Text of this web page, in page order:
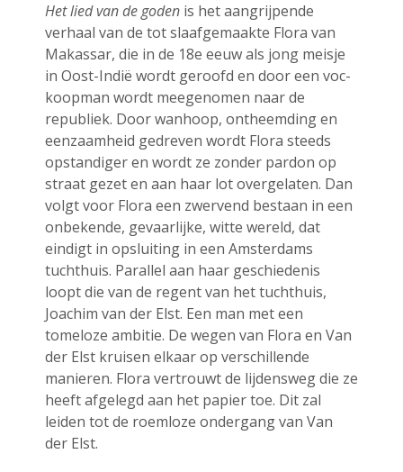
maart 2025
februari 2025
januari 2025
december 2024
oktober 2024
juli 2023
juni 2023
mei 2023
april 2023
maart 2023
december 2022
oktober 2022
september 2022
augustus 2022
juli 2022
juni 2022
Het lied van de goden is het aangrijpende
verhaal van de tot slaafgemaakte Flora van
Makassar, die in de 18e eeuw als jong meisje
in Oost-Indië wordt geroofd en door een voc-
koopman wordt meegenomen naar de
republiek. Door wanhoop, ontheemding en
eenzaamheid gedreven wordt Flora steeds
opstandiger en wordt ze zonder pardon op
straat gezet en aan haar lot overgelaten. Dan
volgt voor Flora een zwervend bestaan in een
onbekende, gevaarlijke, witte wereld, dat
eindigt in opsluiting in een Amsterdams
tuchthuis. Parallel aan haar geschiedenis
loopt die van de regent van het tuchthuis,
Joachim van der Elst. Een man met een
tomeloze ambitie. De wegen van Flora en Van
der Elst kruisen elkaar op verschillende
manieren. Flora vertrouwt de lijdensweg die ze
heeft afgelegd aan het papier toe. Dit zal
leiden tot de roemloze ondergang van Van
der Elst.